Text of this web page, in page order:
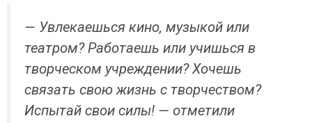
— Увлекаешься кино, музыкой или
театром? Работаешь или учишься в
творческом учреждении? Хочешь
связать свою жизнь с творчеством?
Испытай свои силы! — отметили